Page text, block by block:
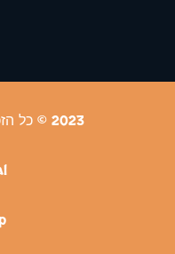
2023 © כל הזכויות שמורות ל Buy24